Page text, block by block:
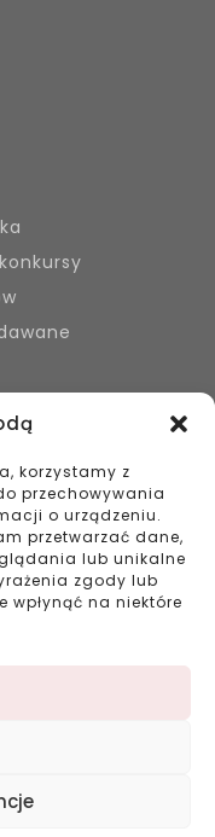
korzystamy z
przechowywania
o urządzeniu.
przetwarzać dane,
lub unikalne
zgody lub
wpłynąć na niektóre